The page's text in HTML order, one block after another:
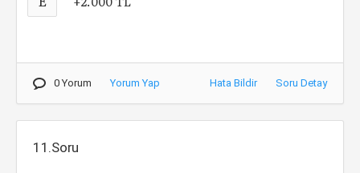
0 Yorum Yorum Yap Hata Bildir Soru Detay
11.Soru